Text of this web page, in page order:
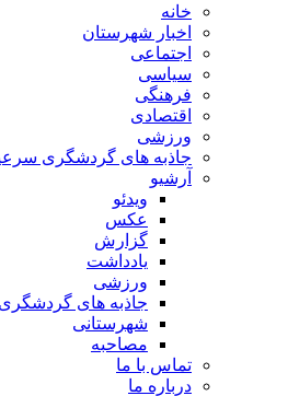
خانه
اخبار شهرستان
اجتماعی
سیاسی
فرهنگی
اقتصادی
ورزشی
جاذبه های گردشگری
آرشیو
ویدئو
عکس
گزارش
یادداشت
ورزشی
جاذبه های
شهرستانی
مصاحبه
تماس با ما
درباره ما